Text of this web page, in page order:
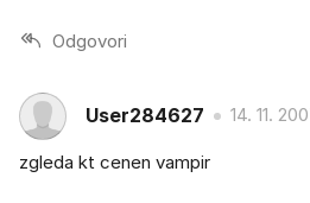
Odgovori
User284627 14. 11.
zgleda kt cenen vampir